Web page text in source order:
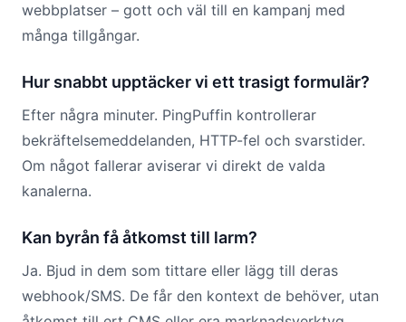
webbplatser – gott och väl till en kampanj med
många tillgångar.
Hur snabbt upptäcker vi ett trasigt formulär?
Efter några minuter. PingPuffin kontrollerar
bekräftelsemeddelanden, HTTP-fel och svarstider.
Om något fallerar aviserar vi direkt de valda
kanalerna.
Kan byrån få åtkomst till larm?
Ja. Bjud in dem som tittare eller lägg till deras
webhook/SMS. De får den kontext de behöver, utan